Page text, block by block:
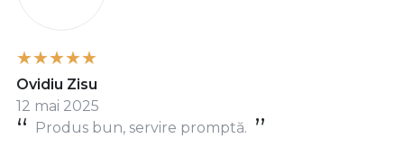
Produs bun, servire promptă.
Ovidiu Zisu
12 mai 2025